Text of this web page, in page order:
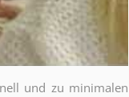
und zu minimalen